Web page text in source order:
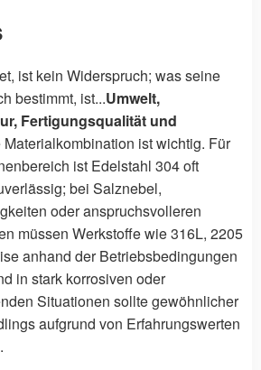
ist kein Widerspruch; was seine
bestimmt, ist...Umwelt,
Fertigungsqualität und
Materialkombination ist wichtig. Für
ist Edelstahl 304 oft
bei Salznebel,
oder anspruchsvolleren
müssen Werkstoffe wie 316L, 2205
anhand der Betriebsbedingungen
in stark korrosiven oder
Situationen sollte gewöhnlicher
aufgrund von Erfahrungswerten